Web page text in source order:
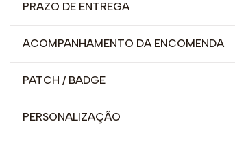
PRAZO DE ENTREGA
ACOMPANHAMENTO DA ENCOMENDA
PATCH / BADGE
PERSONALIZAÇÃO